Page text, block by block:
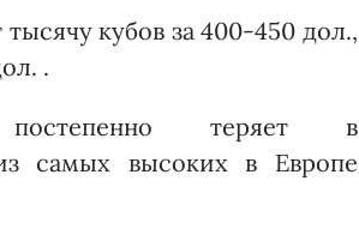
кубов за 400-450 дол.,
.
постепенно теряет в
самых высоких в Европе